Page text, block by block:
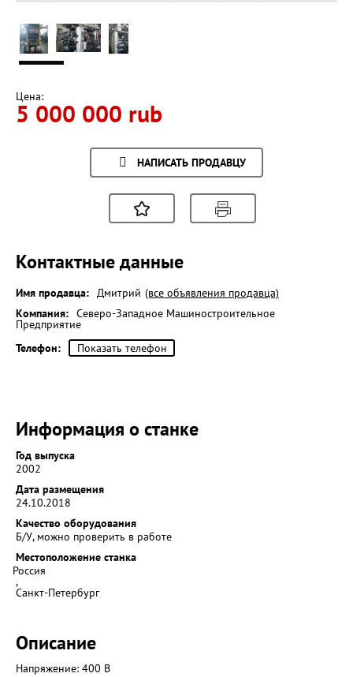
Цена:
5 000 000 rub
НАПИСАТЬ ПРОДАВЦУ
Контактные данные
Имя продавца: Дмитрий (все объявления продавца)
Компания: Северо-Западное Машиностроительное
Предприятие
Телефон:
Показать телефон
Информация о станке
Год выпуска
2002
Дата размещения
24.10.2018
Качество оборудования
Б/У, можно проверить в работе
Местоположение станка
Россия
,
Санкт-Петербург
Описание
Напряжение: 400 В